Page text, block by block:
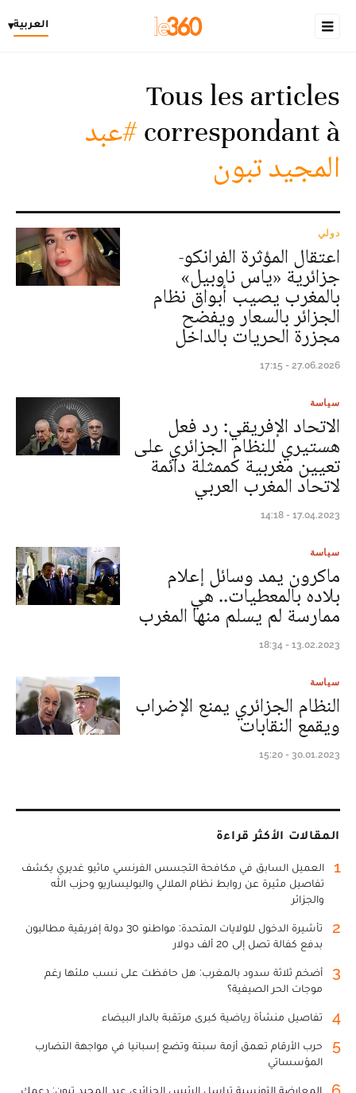
العربية▾
Tous les articles
correspondant à #عبد
المجيد تبون
دولي
اعتقال المؤثرة الفرانكو-
جزائرية «ياس ناوبيل»
بالمغرب يصيب أبواق نظام
الجزائر بالسعار ويفضح
مجزرة الحريات بالداخل
27.06.2026 - 17:15
سياسة
الاتحاد الإفريقي: رد فعل
هستيري للنظام الجزائري على
تعيين مغربية كممثلة دائمة
لاتحاد المغرب العربي
17.04.2023 - 14:18
سياسة
ماكرون يمد وسائل إعلام
بلاده بالمعطيات.. هي
ممارسة لم يسلم منها المغرب
13.02.2023 - 18:34
سياسة
النظام الجزائري يمنع الإضراب
ويقمع النقابات
30.01.2023 - 15:20
المقالات الأكثر قراءة
1
العميل السابق في مكافحة التجسس الفرنسي ماثيو غديري يكشف
تفاصيل مثيرة عن روابط نظام الملالي والبوليساريو وحزب الله
والجزائر
2
تأشيرة الدخول للولايات المتحدة: مواطنو 30 دولة إفريقية مطالبون
بدفع كفالة تصل إلى 20 ألف دولار
3
أضخم ثلاثة سدود بالمغرب: هل حافظت على نسب ملئها رغم
موجات الحر الصيفية؟
4 تفاصيل منشأة رياضية كبرى مرتقبة بالدار البيضاء
5
حرب الأرقام تعمق أزمة سبتة وتضع إسبانيا في مواجهة التضارب
المؤسساتي
المعارضة التونسية تراسل الرئيس الجزائري عبد المجيد تبون: دعمك